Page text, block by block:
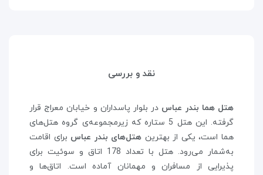
نقد و بررسی
هتل هما بندر عباس در بلوار پاسداران و خیابان معراج قرار
گرفته. این هتل 5 ستاره که زیرمجموعه‌ی گروه هتل‌های
هما است، یکی از بهترین هتل‌های بندر عباس برای اقامت
به‌شمار می‌رود. هتل با تعداد 178 اتاق و سوئیت برای
پذیرایی از مسافران و مهمانان آماده است. اتاق‌ها و